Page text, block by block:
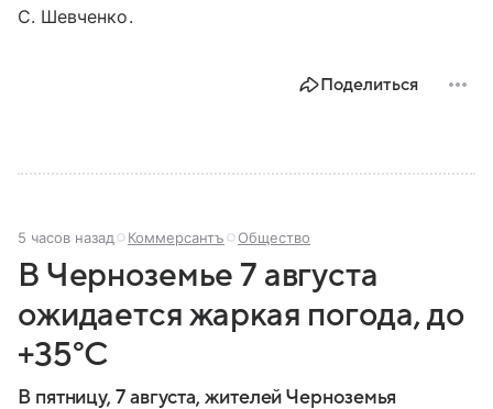
С. Шевченко.
Поделиться
5 часов назад Коммерсантъ Общество
В Черноземье 7 августа
ожидается жаркая погода, до
+35°C
В пятницу, 7 августа, жителей Черноземья